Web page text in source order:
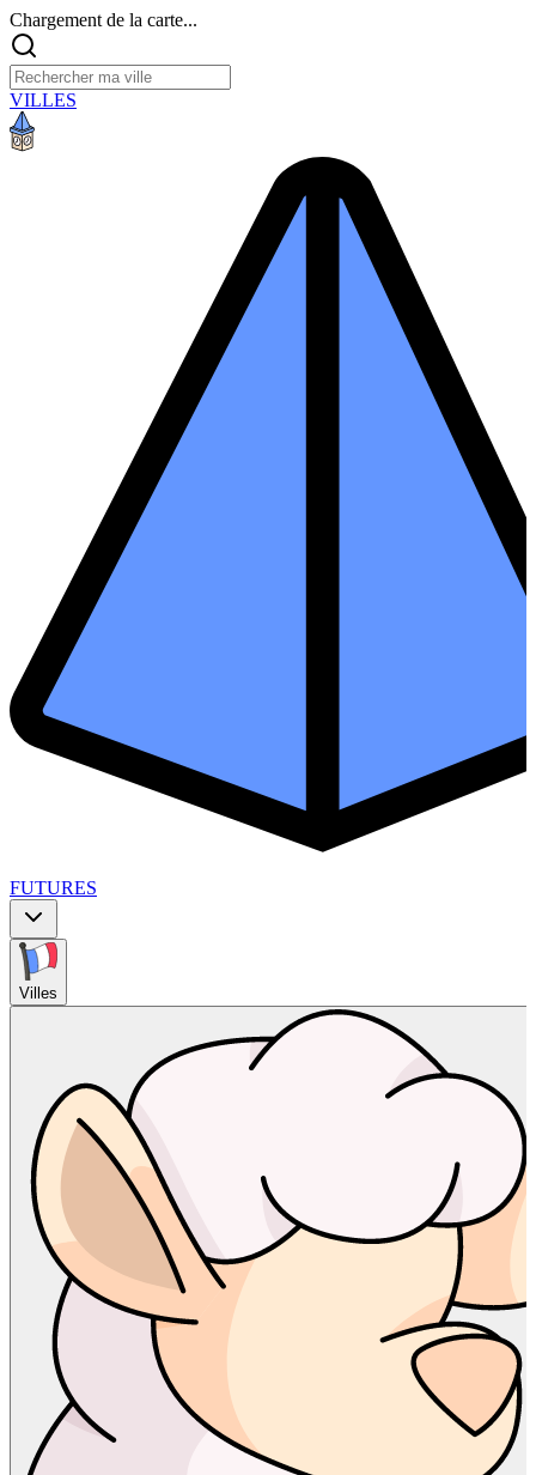
Chargement de la carte...
VILLES
FUTURES
Villes